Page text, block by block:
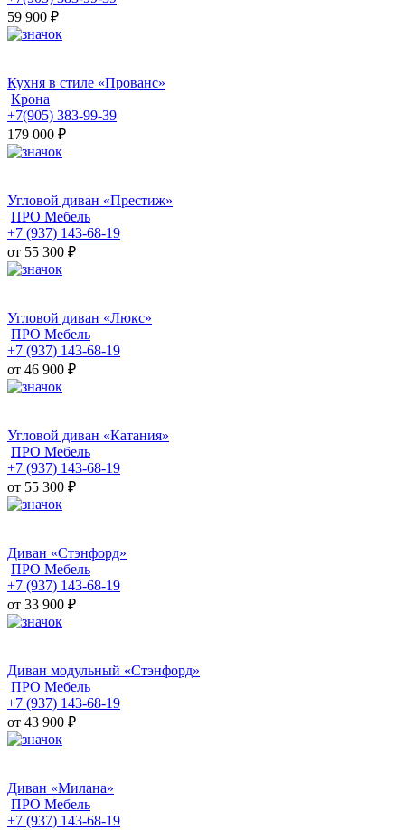
59 900 ₽
Кухня в стиле «Прованс»
Крона
+7(905) 383-99-39
179 000 ₽
Угловой диван «Престиж»
ПРО Мебель
+7 (937) 143-68-19
от 55 300 ₽
Угловой диван «Люкс»
ПРО Мебель
+7 (937) 143-68-19
от 46 900 ₽
Угловой диван «Катания»
ПРО Мебель
+7 (937) 143-68-19
от 55 300 ₽
Диван «Стэнфорд»
ПРО Мебель
+7 (937) 143-68-19
от 33 900 ₽
Диван модульный «Стэнфорд»
ПРО Мебель
+7 (937) 143-68-19
от 43 900 ₽
Диван «Милана»
ПРО Мебель
+7 (937) 143-68-19